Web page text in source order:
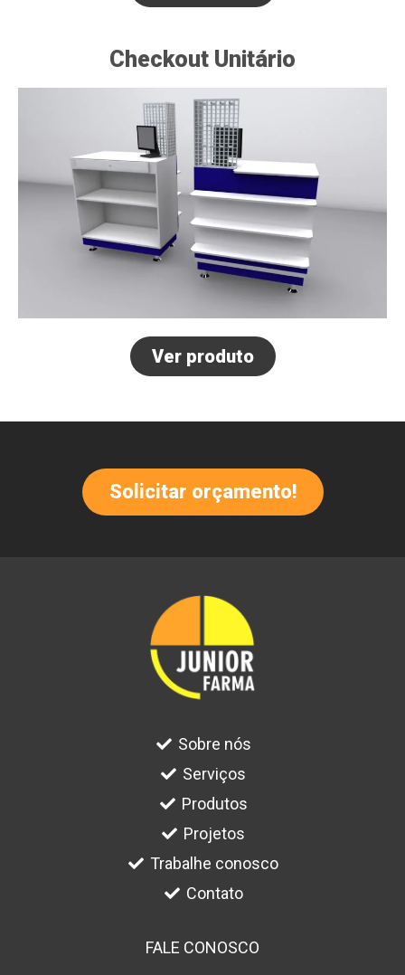
Checkout Unitário
Ver produto
Solicitar orçamento!
Sobre nós
Serviços
Produtos
Projetos
Trabalhe conosco
Contato
FALE CONOSCO